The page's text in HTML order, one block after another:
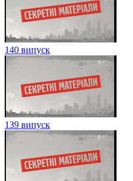
140 випуск
139 випуск